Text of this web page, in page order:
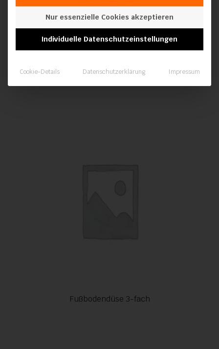
Düsenadapter M10
Fußbodendüse 3-fach
Nur essenzielle Cookies akzeptieren
Individuelle Datenschutzeinstellungen
Cookie-Details Datenschutzerklärung Impressum